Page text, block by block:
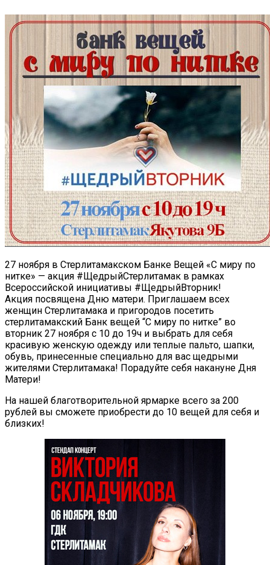
27 ноября в Стерлитамакском Банке Вещей «С миру по
нитке» — акция #ЩедрыйСтерлитамак в рамках
Всероссийской инициативы #ЩедрыйВторник!
Акция посвящена Дню матери. Приглашаем всех
женщин Стерлитамака и пригородов посетить
стерлитамакский Банк вещей “С миру по нитке” во
вторник 27 ноября с 10 до 19ч и выбрать для себя
красивую женскую одежду или теплые пальто, шапки,
обувь, принесенные специально для вас щедрыми
жителями Стерлитамака! Порадуйте себя накануне Дня
Матери!
На нашей благотворительной ярмарке всего за 200
рублей вы сможете приобрести до 10 вещей для себя и
близких!